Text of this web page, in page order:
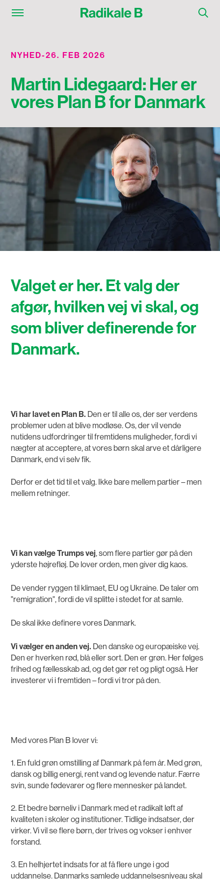
NYHED-26. FEB 2026
Martin Lidegaard: Her er
vores Plan B for Danmark
Valget er her. Et valg der
afgør, hvilken vej vi skal, og
som bliver definerende for
Danmark.
Vi har lavet en Plan B. Den er til alle os, der ser verdens
problemer uden at blive modløse. Os, der vil vende
nutidens udfordringer til fremtidens muligheder, fordi vi
nægter at acceptere, at vores børn skal arve et dårligere
Danmark, end vi selv fik.
Derfor er det tid til et valg. Ikke bare mellem partier – men
mellem retninger.
Vi kan vælge Trumps vej, som flere partier gør på den
yderste højrefløj. De lover orden, men giver dig kaos.
De vender ryggen til klimaet, EU og Ukraine. De taler om
"remigration", fordi de vil splitte i stedet for at samle.
De skal ikke definere vores Danmark.
Vi vælger en anden vej. Den danske og europæiske vej.
Den er hverken rød, blå eller sort. Den er grøn. Her følges
frihed og fællesskab ad, og det gør ret og pligt også. Her
investerer vi i fremtiden – fordi vi tror på den.
Med vores Plan B lover vi:
1. En fuld grøn omstilling af Danmark på fem år. Med grøn,
dansk og billig energi, rent vand og levende natur. Færre
svin, sunde fødevarer og flere mennesker på landet.
2. Et bedre børneliv i Danmark med et radikalt løft af
kvaliteten i skoler og institutioner. Tidlige indsatser, der
virker. Vi vil se flere børn, der trives og vokser i enhver
forstand.
3. En helhjertet indsats for at få flere unge i god
uddannelse. Danmarks samlede uddannelsesniveau skal